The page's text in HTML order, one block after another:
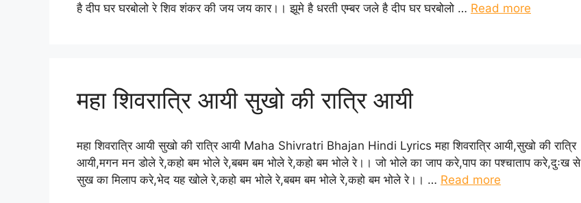
है दीप घर घरबोलो रे शिव शंकर की जय जय कार।। झूमे है धरती एम्बर जले है दीप घर घरबोलो … Read more
महा शिवरात्रि आयी सुखो की रात्रि आयी
महा शिवरात्रि आयी सुखो की रात्रि आयी Maha Shivratri Bhajan Hindi Lyrics महा शिवरात्रि आयी,सुखो की रात्रि
आयी,मगन मन डोले रे,कहो बम भोले रे,बबम बम भोले रे,कहो बम भोले रे।। जो भोले का जाप करे,पाप का पश्चाताप करे,दुःख से
सुख का मिलाप करे,भेद यह खोले रे,कहो बम भोले रे,बबम बम भोले रे,कहो बम भोले रे।। … Read more